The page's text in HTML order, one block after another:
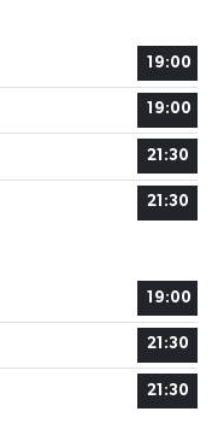
19:00
19:00
21:30
21:30
19:00
21:30
21:30